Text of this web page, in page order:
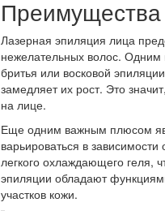
Лазерная эпиляция лица
нежелательных волос. Одним
бритья или восковой
замедляет их рост. Это
на лице.
Еще одним важным плюсом
варьироваться в
легкого охлаждающего
эпиляции обладают
участков кожи.